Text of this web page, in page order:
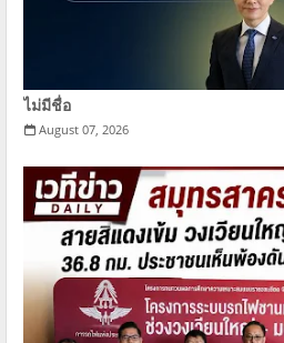
ไม่มีชื่อ
August 07, 2026